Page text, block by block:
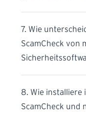
7. Wie
ScamCheck von
8. Wie installiere
ScamCheck und